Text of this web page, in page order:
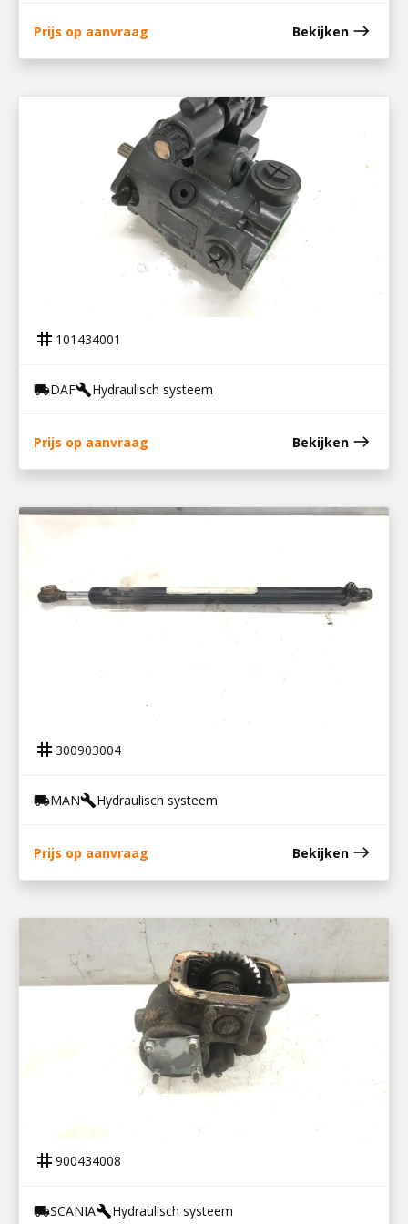
Prijs op aanvraag Bekijken east
BOSCH REXROTH A10VNO POMP
tag 101434001
local_shippingDAFbuildHydraulisch systeem
Prijs op aanvraag Bekijken east
tag 300903004
local_shippingMANbuildHydraulisch systeem
Prijs op aanvraag Bekijken east
PTO GRS 900 SCANIA
tag 900434008
local_shippingSCANIAbuildHydraulisch systeem